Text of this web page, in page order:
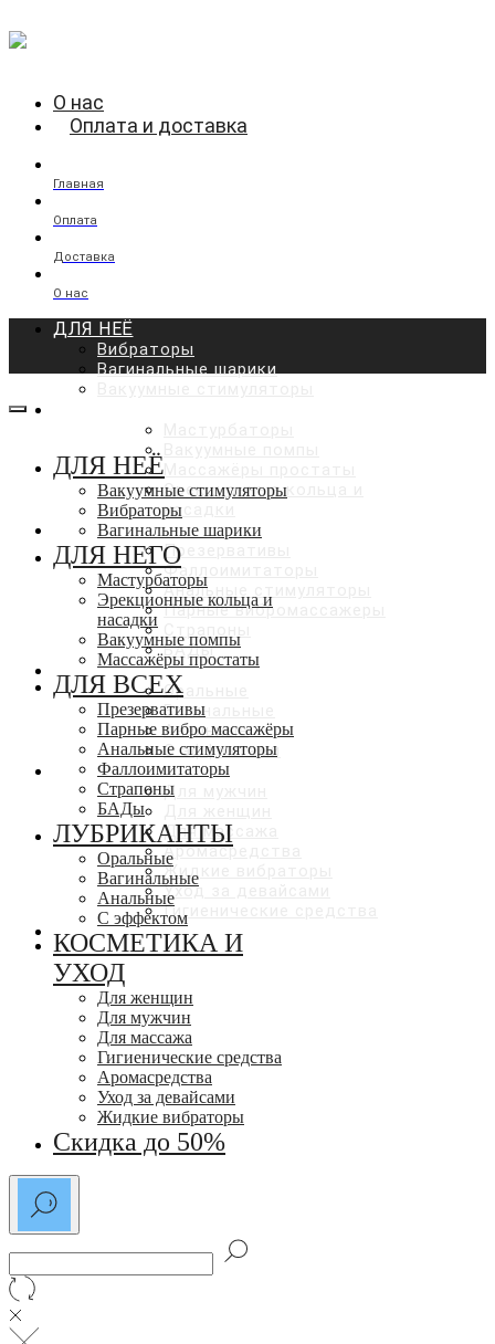
О нас
Оплата и доставка
Главная
Оплата
Доставка
О нас
ДЛЯ НЕЁ
Вибраторы
Вагинальные шарики
Эрекционные кольца и
насадки
ДЛЯ ВСЕХ
Презервативы
Фаллоимитаторы
Анальные стимуляторы
Парные вибромассажеры
БАДы
ЛУБРИКАНТЫ
Оральные
Вагинальные
Анальные
С эффектами
КОСМЕТИКА И УХОД
Для мужчин
Для массажа
Аромасредства
Жидкие вибраторы
Уход за девайсами
Гигиенические средства
СКИДКИ ДО 50%
ДЛЯ НЕЁ
Вакуумные стимуляторы
Вибраторы
Вагинальные шарики
ДЛЯ НЕГО
Мастурбаторы
Эрекционные кольца и
насадки
Вакуумные помпы
Массажёры простаты
ДЛЯ ВСЕХ
Презервативы
Парные вибро массажёры
Анальные стимуляторы
Фаллоимитаторы
Страпоны
БАДы
ЛУБРИКАНТЫ
Оральные
Вагинальные
Анальные
С эффектом
КОСМЕТИКА И
УХОД
Для женщин
Для мужчин
Для массажа
Гигиенические средства
Аромасредства
Уход за девайсами
Жидкие вибраторы
Скидка до 50%